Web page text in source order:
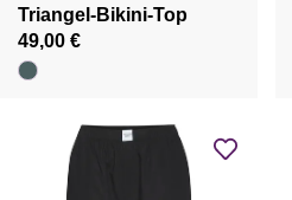
Triangel-Bikini-Top
49,00 €